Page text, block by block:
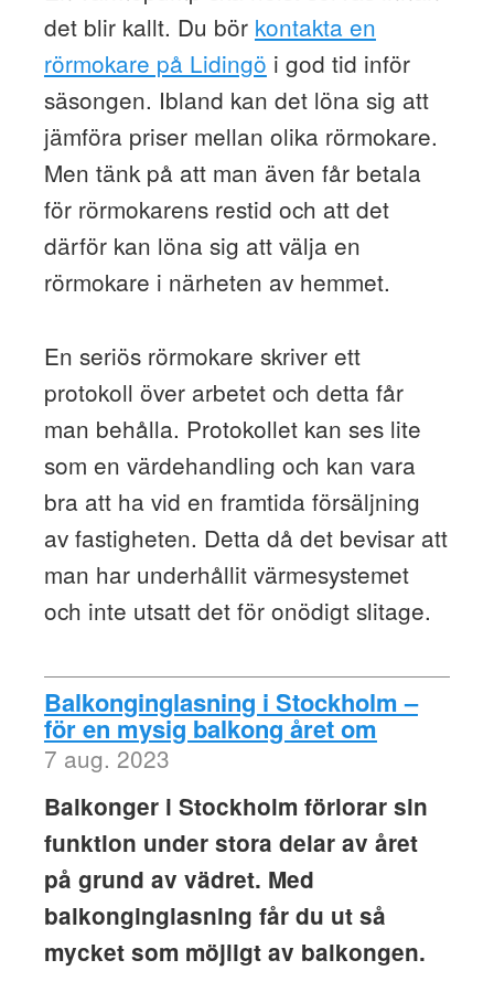
det blir kallt. Du bör kontakta en
rörmokare på Lidingö i god tid inför
säsongen. Ibland kan det löna sig att
jämföra priser mellan olika rörmokare.
Men tänk på att man även får betala
för rörmokarens restid och att det
därför kan löna sig att välja en
rörmokare i närheten av hemmet.
En seriös rörmokare skriver ett
protokoll över arbetet och detta får
man behålla. Protokollet kan ses lite
som en värdehandling och kan vara
bra att ha vid en framtida försäljning
av fastigheten. Detta då det bevisar att
man har underhållit värmesystemet
och inte utsatt det för onödigt slitage.
Balkonginglasning i Stockholm –
för en mysig balkong året om
7 aug. 2023
Balkonger i Stockholm förlorar sin
funktion under stora delar av året
på grund av vädret. Med
balkonginglasning får du ut så
mycket som möjligt av balkongen.